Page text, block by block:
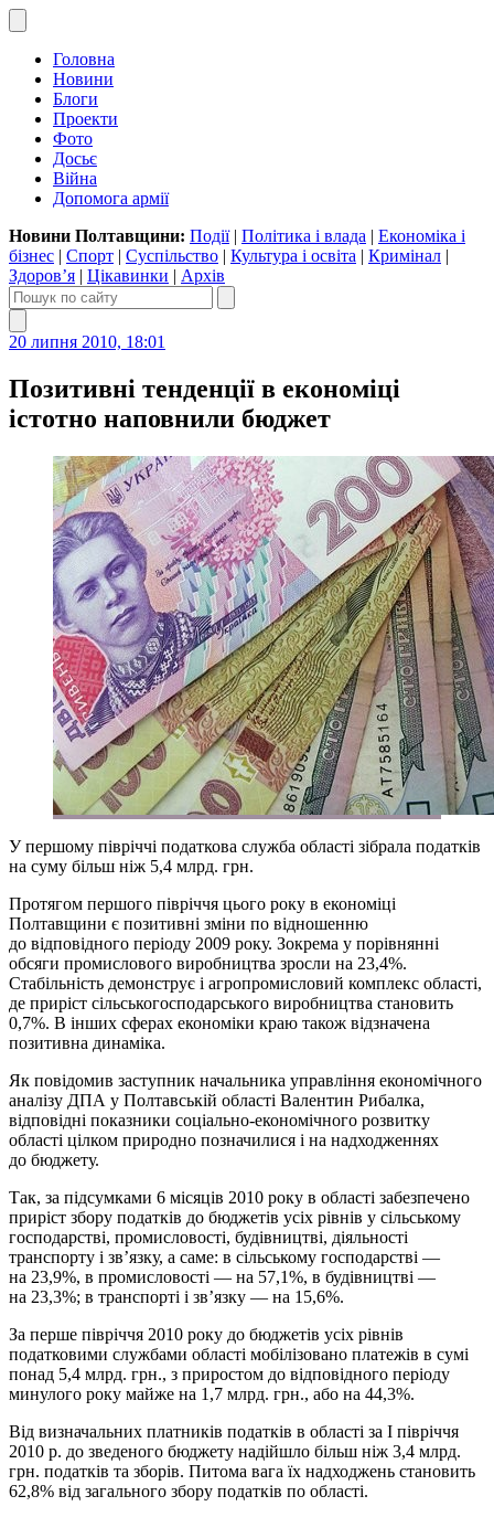
Головна
Новини
Блоги
Проекти
Фото
Досьє
Війна
Допомога армії
Новини Полтавщини: Події| Політика і влада | Економіка і
бізнес | Спорт | Суспільство | Культура і освіта | Кримінал |
Здоров’я | Цікавинки | Архів
20 липня 2010, 18:01
Позитивні тенденції в економіці
істотно наповнили бюджет
У першому півріччі податкова служба області зібрала податків
на суму більш ніж 5,4 млрд. грн.
Протягом першого півріччя цього року в економіці
Полтавщини є позитивні зміни по відношенню
до відповідного періоду 2009 року. Зокрема у порівнянні
обсяги промислового виробництва зросли на 23,4%.
Стабільність демонструє і агропромисловий комплекс області,
де приріст сільськогосподарського виробництва становить
0,7%. В інших сферах економіки краю також відзначена
позитивна динаміка.
Як повідомив заступник начальника управління економічного
аналізу ДПА у Полтавській області Валентин Рибалка,
відповідні показники соціально-економічного розвитку
області цілком природно позначилися і на надходженнях
до бюджету.
Так, за підсумками 6 місяців 2010 року в області забезпечено
приріст збору податків до бюджетів усіх рівнів у сільському
господарстві, промисловості, будівництві, діяльності
транспорту і зв’язку, а саме: в сільському господарстві —
на 23,9%, в промисловості — на 57,1%, в будівництві —
на 23,3%; в транспорті і зв’язку — на 15,6%.
За перше півріччя 2010 року до бюджетів усіх рівнів
податковими службами області мобілізовано платежів в сумі
понад 5,4 млрд. грн., з приростом до відповідного періоду
минулого року майже на 1,7 млрд. грн., або на 44,3%.
Від визначальних платників податків в області за І півріччя
2010 р. до зведеного бюджету надійшло більш ніж 3,4 млрд.
грн. податків та зборів. Питома вага їх надходжень становить
62,8% від загального збору податків по області.